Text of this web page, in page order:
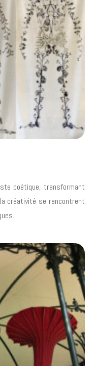
poétique, transformant
créativité se rencontrent